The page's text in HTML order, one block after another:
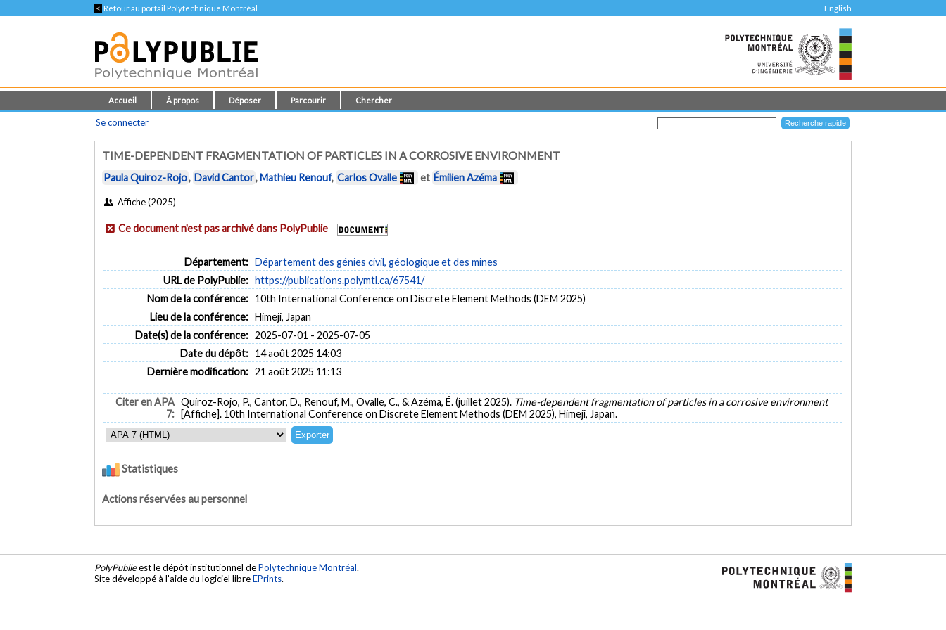
< Retour au portail Polytechnique Montréal English
Accueil À propos Déposer Parcourir Chercher
Se connecter
TIME-DEPENDENT FRAGMENTATION OF PARTICLES IN A CORROSIVE ENVIRONMENT
Paula Quiroz-Rojo, David Cantor,Mathieu Renouf, Carlos Ovalle et Émilien Azéma
Affiche (2025)
Ce document n'est pas archivé dans PolyPublie
Département: Département des génies civil, géologique et des mines
URL de PolyPublie: https://publications.polymtl.ca/67541/
Nom de la conférence: 10th International Conference on Discrete Element Methods (DEM 2025)
Lieu de la conférence: Himeji, Japan
Date(s) de la conférence: 2025-07-01 - 2025-07-05
Date du dépôt: 14 août 2025 14:03
Dernière modification: 21 août 2025 11:13
Citer en APA
7:
Quiroz-Rojo, P., Cantor, D., Renouf, M., Ovalle, C., & Azéma, É. (juillet 2025). Time-dependent fragmentation of particles in a corrosive environment
[Affiche]. 10th International Conference on Discrete Element Methods (DEM 2025), Himeji, Japan.
Statistiques
Actions réservées au personnel
PolyPublieest le dépôt institutionnel dePolytechnique Montréal.
Site développé à l'aide du logiciel libreEPrints.